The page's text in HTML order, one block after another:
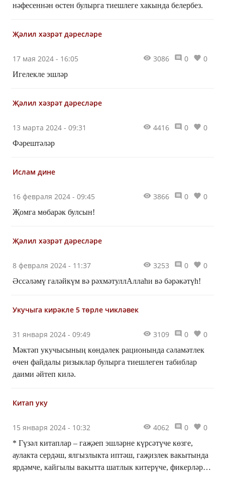
нәфесеннән өстен булырга тиешлеге хакында белербез.
Җәлил хәзрәт дәресләре
17 мая 2024 - 16:05 3086 0 0
Игелекле эшләр
Җәлил хәзрәт дәресләре
13 марта 2024 - 09:31 4416 0 0
Фәрештәләр
Ислам дине
16 февраля 2024 - 09:45 3866 0 0
Җомга мөбарәк булсын!
Җәлил хәзрәт дәресләре
8 февраля 2024 - 11:37 3253 0 0
Әссәләмү галәйкүм вә рәхмәтуллАллаһи вә бәрәкәтүһ!
Укучыга кирәкле 5 төрле чикләвек
31 января 2024 - 09:49 3109 0 0
Мәктәп укучысының көндәлек рационында сәламәтлек
өчен файдалы ризыклар булырга тиешлеген табиблар
даими әйтеп килә.
Китап уку
15 января 2024 - 10:32 4062 0 0
* Гүзәл китаплар – гаҗәеп эшләрне күрсәтүче көзге,
аулакта сердәш, ялгызлыкта иптәш, гаҗизлек вакытында
ярдәмче, кайгылы вакытта шатлык китерүче, фикерләрне